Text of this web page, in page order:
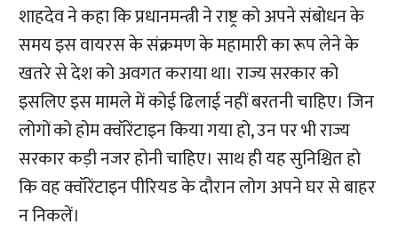
शाहदेव ने कहा कि प्रधानमन्त्री नेराष्ट्र को अपने संबोधन के
समय इस वायरस के संक्रमण के महामारी का रूप लेने के
खतरे से देश को अवगत कराया था। राज्य सरकार को
इसलिए इस मामले में कोई ढिलाई नहीं बरतनी चाहिए। जिन
लोगों को होम क्वॉरेंटाइन किया गया हो, उन पर भी राज्य
सरकार कड़ी नजर होनीचाहिए। साथ ही यह सुनिश्चित हो
कि वह क्वॉरेंटाइन पीरियड के दौरान लोग अपने घर से बाहर
न निकलें।